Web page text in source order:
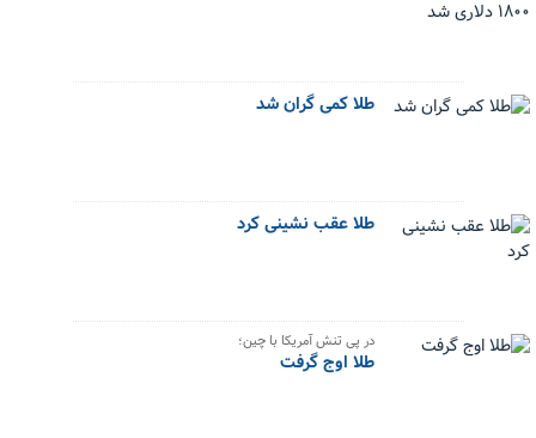
طلا کمی گران شد
طلا عقب نشینی کرد
در پی تنش آمریکا با چین؛
طلا اوج گرفت